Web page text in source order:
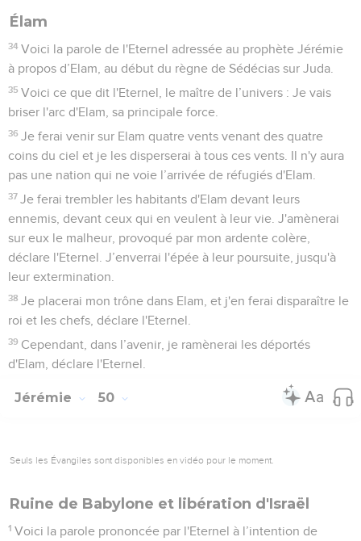
Élam
34 Voici la parole de l'Eternel adressée au prophète Jérémie
à propos d’Elam, au début du règne de Sédécias sur Juda.
35 Voici ce que dit l'Eternel, le maître de l’univers : Je vais
briser l'arc d'Elam, sa principale force.
36 Je ferai venir sur Elam quatre vents venant des quatre
coins du ciel et je les disperserai à tous ces vents. Il n'y aura
pas une nation qui ne voie l’arrivée de réfugiés d'Elam.
37 Je ferai trembler les habitants d'Elam devant leurs
ennemis, devant ceux qui en veulent à leur vie. J'amènerai
sur eux le malheur, provoqué par mon ardente colère,
déclare l'Eternel. J’enverrai l'épée à leur poursuite, jusqu'à
leur extermination.
38 Je placerai mon trône dans Elam, et j'en ferai disparaître le
roi et les chefs, déclare l'Eternel.
39 Cependant, dans l’avenir, je ramènerai les déportés
d'Elam, déclare l'Eternel.
Jérémie 50
Seuls les Évangiles sont disponibles en vidéo pour le moment.
Ruine de Babylone et libération d'Israël
1 Voici la parole prononcée par l'Eternel à l’intention de